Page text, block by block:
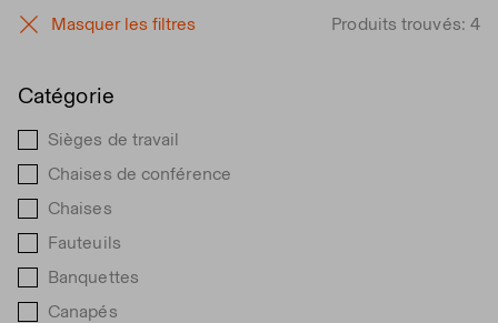
Masquer les filtres Produits trouvés: 4
Catégorie
Sièges de travail
Chaises de conférence
Chaises
Fauteuils
Banquettes
Canapés